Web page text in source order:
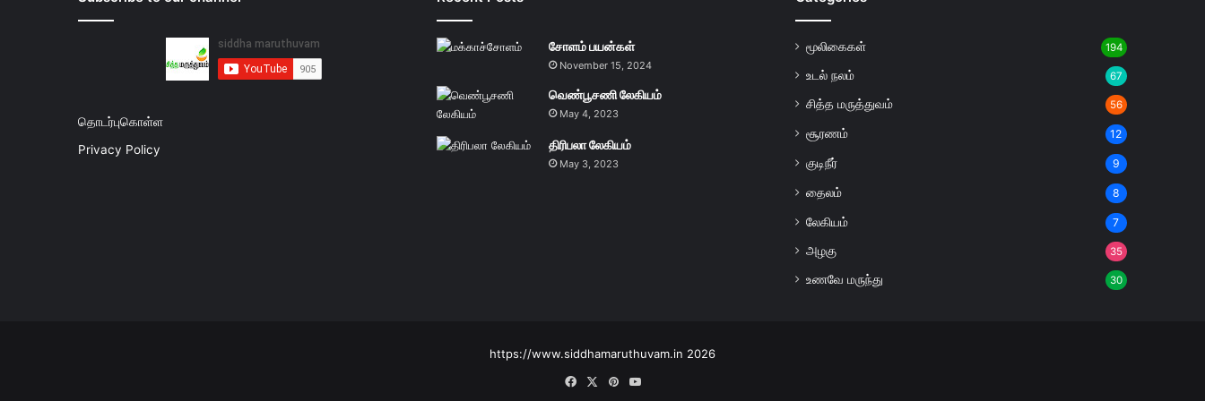
தொடர்புகொள்ள
Privacy Policy
சோளம் பயன்கள்
November 15, 2024
வெண்பூசணி லேகியம்
May 4, 2023
திரிபலா லேகியம்
May 3, 2023
மூலிகைகள் 194
உடல் நலம் 67
சித்த மருத்துவம் 56
சூரணம் 12
குடிநீர் 9
தைலம் 8
லேகியம் 7
அழகு 35
உணவே மருந்து 30
https://www.siddhamaruthuvam.in 2026
FacebookPinterestYouTube